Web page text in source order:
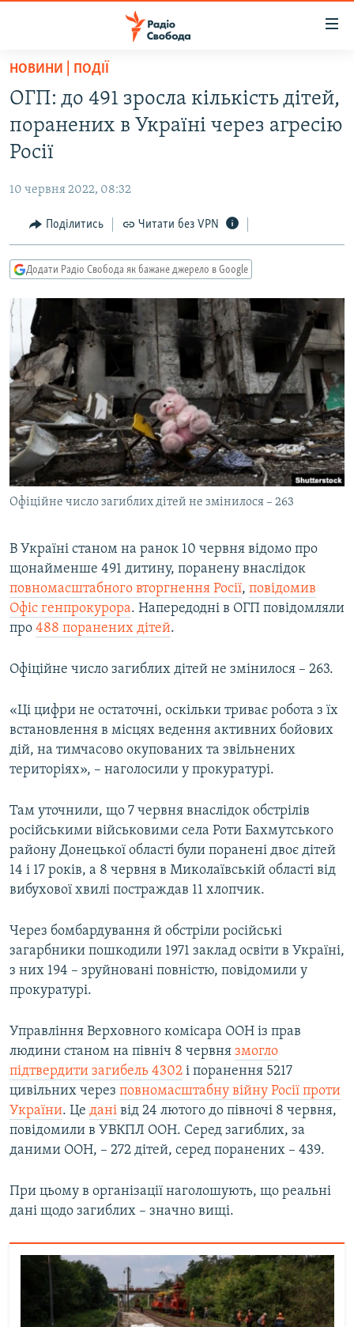
Перейти
основного
матеріалу
Перейти
до
основної
навігації
Перейти
до
пошуку
ВСЕ ЗА ДОБУ
СТАТТІ
ЕКОНОМІКА
СУСПІЛЬСТВО
УКРАЇНА
СВІТ
РОСІЙСЬКА «ФІЛЬТРАЦІЯ»
ДОНБАС.РЕАЛІЇ
ТИ ЯК?
СХЕМИ
ПРИАЗОВ’Я
КИТАЙ.ВИКЛИКИ
МУЛЬТИМЕДІА
ФОТО
СПЕЦПРОЄКТИ
ПОДКАСТИ
РУС
УКР
КТАТ
Усі сайти RFE/RL
НОВИНИ | ПОДІЇ
ОГП: до 491 зросла кількість дітей,
поранених в Україні через агресію
Росії
10 червня 2022, 08:32
Поділитись Читати без VPN
Додати Радіо Свобода як бажане джерело в Google
Офіційне число загиблих дітей не змінилося – 263
В Україні станом на ранок 10 червня відомо про
щонайменше 491 дитину, поранену внаслідок
повномасштабного вторгнення Росії, повідомив
Офіс генпрокурора. Напередодні в ОГП повідомляли
про 488 поранених дітей.
Офіційне число загиблих дітей не змінилося – 263.
«Ці цифри не остаточні, оскільки триває робота з їх
встановлення в місцях ведення активних бойових
дій, на тимчасово окупованих та звільнених
територіях», – наголосили у прокуратурі.
Там уточнили, що 7 червня внаслідок обстрілів
російськими військовими села Роти Бахмутського
району Донецької області були поранені двоє дітей
14 і 17 років, а 8 червня в Миколаївській області від
вибухової хвилі постраждав 11 хлопчик.
Через бомбардування й обстріли російські
загарбники пошкодили 1971 заклад освіти в Україні,
з них 194 – зруйновані повністю, повідомили у
прокуратурі.
Управління Верховного комісара ООН із прав
людини станом на північ 8 червня змогло
підтвердити загибель 4302 і поранення 5217
цивільних через повномасштабну війну Росії проти
України. Це дані від 24 лютого до півночі 8 червня,
повідомили в УВКПЛ ООН. Серед загиблих, за
даними ООН, – 272 дітей, серед поранених – 439.
При цьому в організації наголошують, що реальні
дані щодо загиблих – значно вищі.